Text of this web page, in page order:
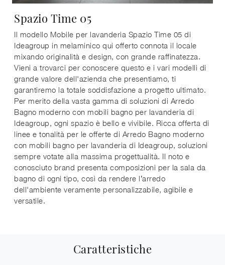
Spazio Time 05
Il modello Mobile per lavanderia Spazio Time 05 di
Ideagroup in melaminico qui offerto connota il locale
mixando originalità e design, con grande raffinatezza.
Vieni a trovarci per conoscere questo e i vari modelli di
grande valore dell'azienda che presentiamo, ti
garantiremo la totale soddisfazione a progetto ultimato.
Per merito della vasta gamma di soluzioni di Arredo
Bagno moderno con mobili bagno per lavanderia di
Ideagroup, ogni spazio è bello e vivibile. Ricca offerta di
linee e tonalità per le offerte di Arredo Bagno moderno
con mobili bagno per lavanderia di Ideagroup, soluzioni
sempre votate alla massima progettualità. Il noto e
conosciuto brand presenta composizioni per la sala da
bagno di ogni tipo, così da rendere l’arredo
dell'ambiente veramente personalizzabile, agibile e
versatile.
Caratteristiche